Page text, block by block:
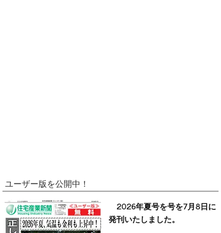
ユーザー版を公開中！
2026年夏号を号を7月8日に
発刊いたしました。